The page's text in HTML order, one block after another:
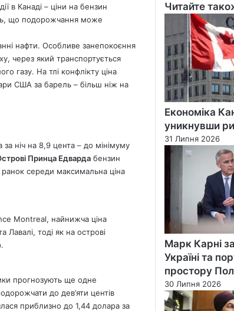
в Канаді – ціни на бензин
що подорожчання може
нафти. Особливе занепокоєння
через який транспортується
газу. На тлі конфлікту ціна
США за барель – більш ніж на
ніч на 8,9 цента – до мінімуму
Принца Едварда бензин
середи максимальна ціна
Montreal, найнижча ціна
Лавалі, тоді як на острові
прогнозують ще одне
до дев’яти центів
приблизно до 1,44 долара за
Читайте
Економіка
уникнувши
31 Липня 2026
Марк Карні
Україні та
простору
30 Липня 2026